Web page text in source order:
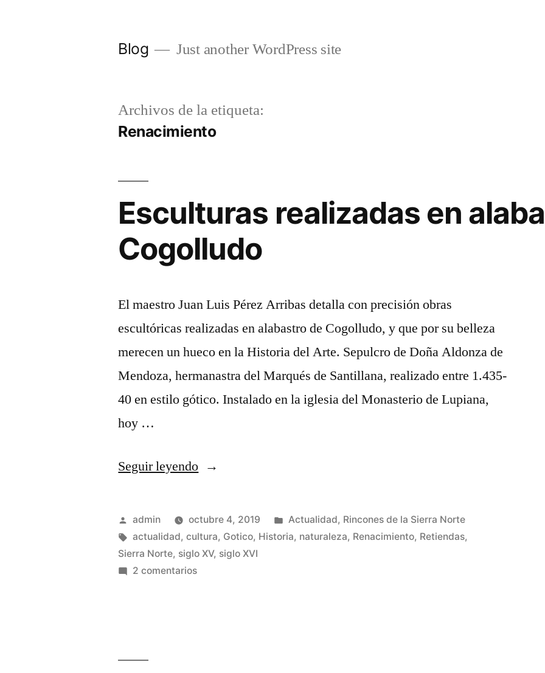
Blog Just another WordPress site
Archivos de la etiqueta:
Renacimiento
Esculturas realizadas en
Cogolludo
El maestro Juan Luis Pérez Arribas detalla con precisión obras
escultóricas realizadas en alabastro de Cogolludo, y que por su belleza
merecen un hueco en la Historia del Arte. Sepulcro de Doña Aldonza de
Mendoza, hermanastra del Marqués de Santillana, realizado entre 1.435-
40 en estilo gótico. Instalado en la iglesia del Monasterio de Lupiana,
hoy …
Seguir leyendo«Esculturas
en
alabastro
de
Publicado
por
admin octubre 4, 2019
Publicado
en
Actualidad, Rincones de la Sierra Norte
Etiquetas:
actualidad,cultura, Gotico, Historia, naturaleza, Renacimiento, Retiendas,
Sierra Norte, siglo XV, siglo XVI
2 comentariosen